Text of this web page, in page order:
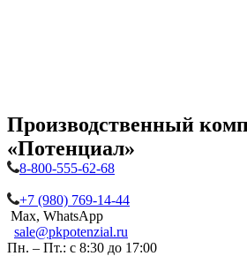
Производственный
«Потенциал»
8-800-555-62-68
+7 (980) 769-14-44
Max, WhatsApp
sale@pkpotenzial.ru
Пн. – Пт.: с 8:30 до 17:00